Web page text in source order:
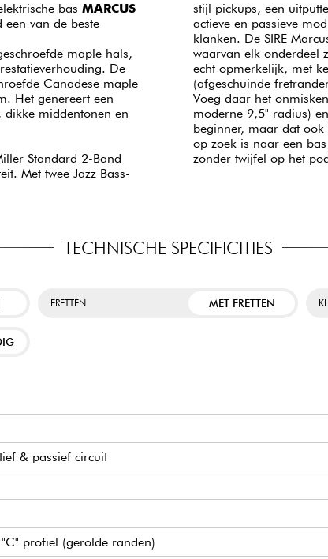
bas MARCUS
een van de beste
maple hals,
De
Canadese maple
Het genereert een
dikke middentonen en
Standard 2-Band
Met twee Jazz Bass-
stijl pickups, een
actieve en passieve
klanken. De SIRE
waarvan elk onderdeel
echt opmerkelijk, met
(afgeschuinde
Voeg daar het
moderne 9,5" radius)
beginner, maar dat
op zoek is naar een
zonder twijfel op het
TECHNISCHE SPECIFICITIES
FRETTEN MET FRETTEN
& passief circuit
profiel (gerolde randen)